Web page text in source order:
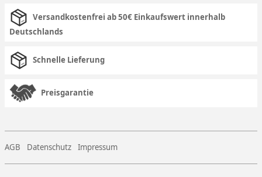
Versandkostenfrei ab 50€ Einkaufswert innerhalb
Deutschlands
Schnelle Lieferung
Preisgarantie
AGB Datenschutz Impressum